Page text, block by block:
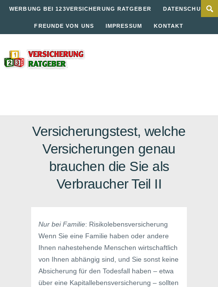
WERBUNG BEI 123VERSICHERUNG RATGEBER DATENSCHUTZ
FREUNDE VON UNS IMPRESSUM KONTAKT
Versicherungstest, welche
Versicherungen genau
brauchen die Sie als
Verbraucher Teil II
Nur bei Familie: Risikolebensversicherung
Wenn Sie eine Familie haben oder andere
Ihnen nahestehende Menschen wirtschaftlich
von Ihnen abhängig sind, und Sie sonst keine
Absicherung für den Todesfall haben – etwa
über eine Kapitallebensversicherung – sollten